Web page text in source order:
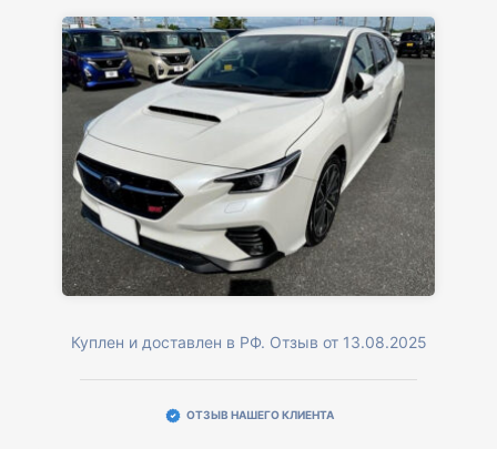
Куплен и доставлен в РФ. Отзыв от 13.08.2025
ОТЗЫВ НАШЕГО КЛИЕНТА